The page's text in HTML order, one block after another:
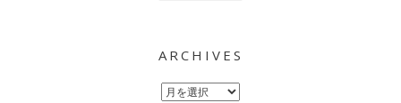
ARCHIVES
Archives